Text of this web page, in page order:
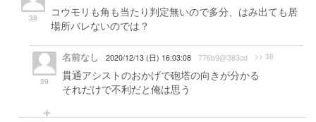
38
コウモリも角も当たり判定無いので多分、はみ出ても居
場所バレないのでは？
39
名前なし 2020/12/13 (日) 16:03:08 776b9@383cd >> 38
貫通アシストのおかげで砲塔の向きが分かる
それだけで不利だと俺は思う